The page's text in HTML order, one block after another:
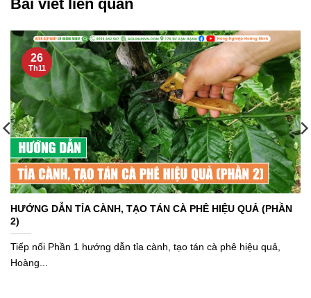
Bài viết liên quan
HƯỚNG DẪN TỈA CÀNH, TẠO TÁN CÀ PHÊ HIỆU QUẢ (PHẦN
2)
Tiếp nối Phần 1 hướng dẫn tỉa cành, tạo tán cà phê hiệu quả,
Hoàng...
26
Th11